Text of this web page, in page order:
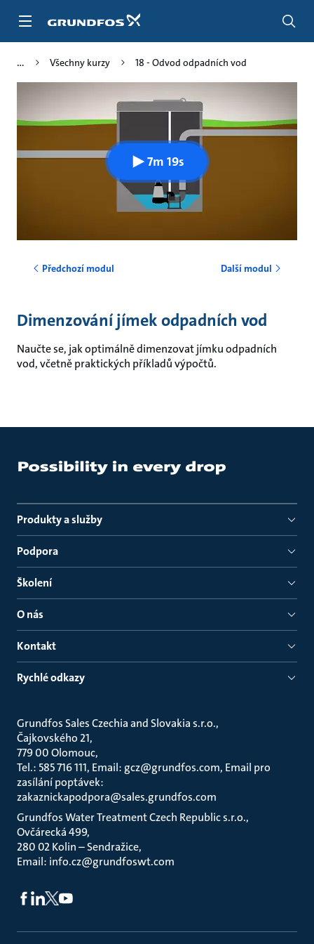
Všechny kurzy 18 - Odvod odpadních vod
7m 19s
Předchozí modul Další modul
Dimenzování jímek odpadních vod
Naučte se, jak optimálně dimenzovat jímku odpadních
vod, včetně praktických příkladů výpočtů.
Produkty a služby
Podpora
Školení
O nás
Kontakt
Rychlé odkazy
Grundfos Sales Czechia and Slovakia s.r.o.
Čajkovského 21
779 00 Olomouc
Tel.: 585 716 111, Email: gcz@grundfos.com, Email pro
zasílání poptávek:
zakaznickapodpora@sales.grundfos.com
Grundfos Water Treatment Czech Republic s.r.o.
Ovčárecká 499
280 02 Kolin – Sendražice
Email: info.cz@grundfoswt.com